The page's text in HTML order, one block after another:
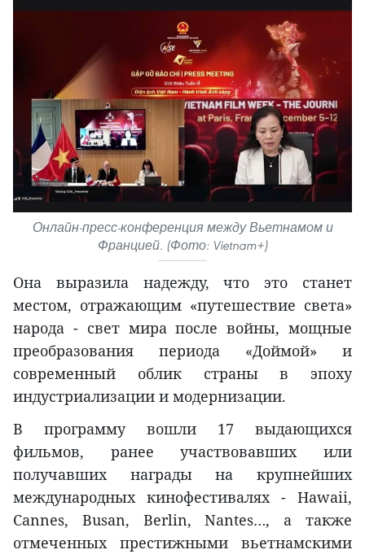
Онлайн-пресс-конференция между Вьетнамом и
Францией. (Фото: Vietnam+)
Она выразила надежду, что это станет
местом, отражающим «путешествие света»
народа - свет мира после войны, мощные
преобразования периода «Доймой» и
современный облик страны в эпоху
индустриализации и модернизации.
В программу вошли 17 выдающихся
фильмов, ранее участвовавших или
получавших награды на крупнейших
международных кинофестивалях - Hawaii,
Cannes, Busan, Berlin, Nantes…, а также
отмеченных престижными вьетнамскими